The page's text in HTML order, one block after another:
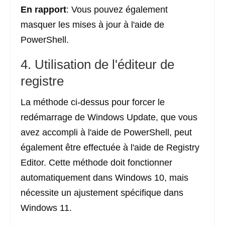
En rapport: Vous pouvez également
masquer les mises à jour à l'aide de
PowerShell.
4. Utilisation de l'éditeur de
registre
La méthode ci-dessus pour forcer le
redémarrage de Windows Update, que vous
avez accompli à l'aide de PowerShell, peut
également être effectuée à l'aide de Registry
Editor. Cette méthode doit fonctionner
automatiquement dans Windows 10, mais
nécessite un ajustement spécifique dans
Windows 11.